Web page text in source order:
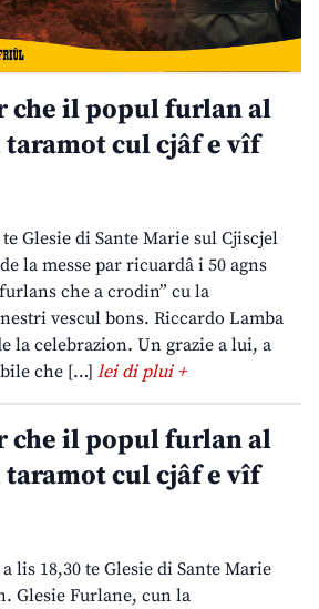
che il popul furlan al
cul cjâf e vîf
Glesie di Sante Marie sul Cjiscjel
la messe par ricuardâ i 50 agns
che a crodin” cu la
vescul bons. Riccardo Lamba
la celebrazion. Un grazie a lui, a
che […] lei di plui +
che il popul furlan al
cul cjâf e vîf
lis 18,30 te Glesie di Sante Marie
Glesie Furlane, cun la